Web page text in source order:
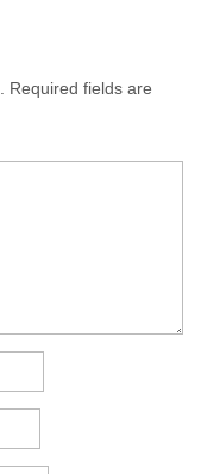
Required fields are